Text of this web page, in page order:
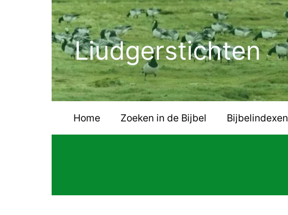
Liudgerstichten
Home Zoeken in de Bijbel Bijbelindexen